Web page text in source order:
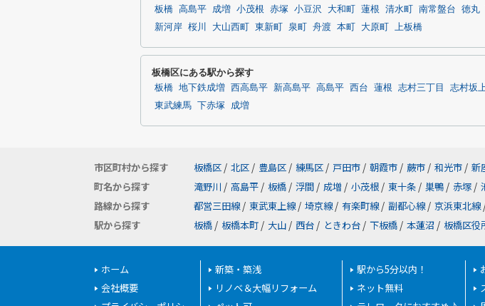
板橋 高島平 成増 小茂根 赤塚 小豆沢 大和町 蓮根 清水町 南常盤台 徳丸
新河岸 桜川 大山西町 東新町 泉町 舟渡 本町 大原町 上板橋
板橋区にある駅から探す
板橋 地下鉄成増 西高島平 新高島平 高島平 西台 蓮根 志村三丁目 志村坂
東武練馬
下赤塚 成増
市区町村から探す 板橋区 / 北区 / 豊島区 / 練馬区 / 戸田市 / 朝霞市 / 蕨市 / 和光市 / 新
町名から探す
滝野川 / 高島平 / 板橋 / 浮間 / 成増 / 小茂根 / 東十条 / 巣鴨 / 赤塚 /
路線から探す
都営三田線 / 東武東上線 / 埼京線 / 有楽町線 / 副都心線 / 京浜東北線
駅から探す
板橋 / 板橋本町 / 大山 / 西台 / ときわ台 / 下板橋 / 本蓮沼 / 板橋区役
ホーム
会社概要
新築・築浅
リノベ＆大幅リフォーム
駅から5分以内！
ネット無料